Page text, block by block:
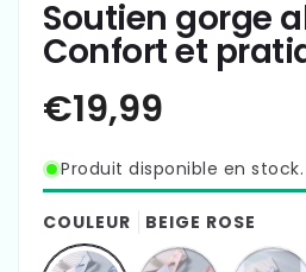
Soutien gorge
Confort et
Produit disponible en stock.
COULEUR BEIGE ROSE